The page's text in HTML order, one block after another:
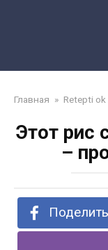
Главная » Retepti ok
Этот рис
–